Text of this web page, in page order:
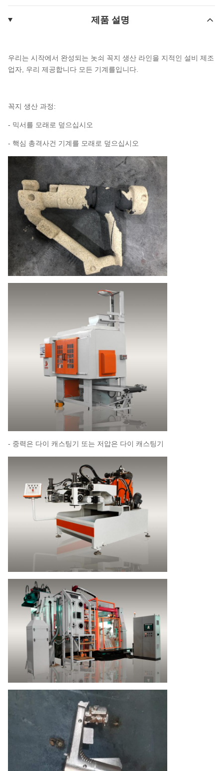
제품 설명
우리는 시작에서 완성되는 놋쇠 꼭지 생산 라인을 지적인 설비 제조
업자, 우리 제공합니다 모든 기계를입니다.
꼭지 생산 과정:
- 믹서를 모래로 덮으십시오
- 핵심 총격사건 기계를 모래로 덮으십시오
- 중력은 다이 캐스팅기 또는 저압은 다이 캐스팅기